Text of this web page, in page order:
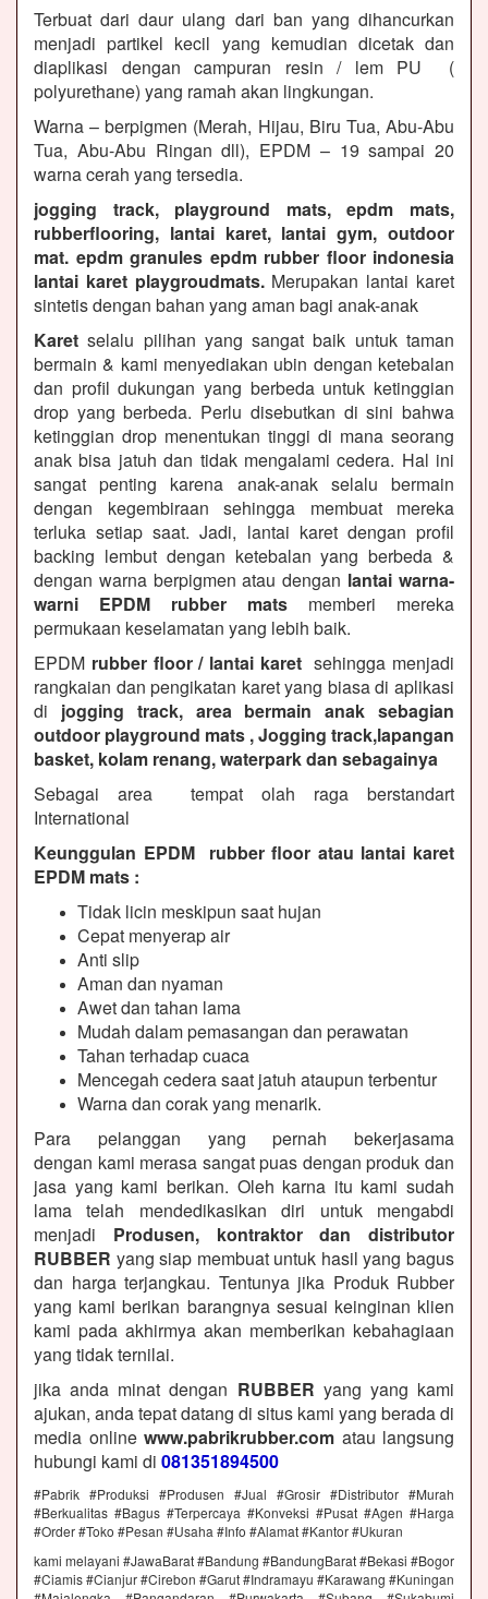
Terbuat dari daur ulang dari ban yang dihancurkan
menjadi partikel kecil yang kemudian dicetak dan
diaplikasi dengan campuran resin / lem PU (
polyurethane) yang ramah akan lingkungan.
Warna – berpigmen (Merah, Hijau, Biru Tua, Abu-Abu
Tua, Abu-Abu Ringan dll), EPDM – 19 sampai 20
warna cerah yang tersedia.
jogging track, playground mats, epdm mats,
rubberflooring, lantai karet, lantai gym, outdoor
mat. epdm granules epdm rubber floor indonesia
lantai karet playgroudmats.Merupakan lantai karet
sintetis dengan bahan yang aman bagi anak-anak
Karet selalu pilihan yang sangat baik untuk taman
bermain & kami menyediakan ubin dengan ketebalan
dan profil dukungan yang berbeda untuk ketinggian
drop yang berbeda. Perlu disebutkan di sini bahwa
ketinggian drop menentukan tinggi di mana seorang
anak bisa jatuh dan tidak mengalami cedera. Hal ini
sangat penting karena anak-anak selalu bermain
dengan kegembiraan sehingga membuat mereka
terluka setiap saat. Jadi, lantai karet dengan profil
backing lembut dengan ketebalan yang berbeda &
dengan warna berpigmen atau dengan lantai warna-
warni EPDM rubber mats memberi mereka
permukaan keselamatan yang lebih baik.
EPDM rubber floor / lantai karetsehingga menjadi
rangkaian dan pengikatan karet yang biasa di aplikasi
di jogging track, area bermain anak sebagian
outdoor playground mats , Jogging track,lapangan
basket, kolam renang, waterpark dan sebagainya
Sebagai area tempat olah raga berstandart
International
Keunggulan EPDM rubber floor atau lantai karet
EPDM mats :
Tidak licin meskipun saat hujan
Cepat menyerap air
Anti slip
Aman dan nyaman
Awet dan tahan lama
Mudah dalam pemasangan dan perawatan
Tahan terhadap cuaca
Mencegah cedera saat jatuh ataupun terbentur
Warna dan corak yang menarik.
Para pelanggan yang pernah bekerjasama
dengan kami merasa sangat puas dengan produk dan
jasa yang kami berikan. Oleh karna itu kami sudah
lama telah mendedikasikan diri untuk mengabdi
menjadi Produsen, kontraktor dan distributor
RUBBER yang siap membuat untuk hasil yang bagus
dan harga terjangkau. Tentunya jika Produk Rubber
yang kami berikan barangnya sesuai keinginan klien
kami pada akhirmya akan memberikan kebahagiaan
yang tidak ternilai.
jika anda minat dengan RUBBER yang yang kami
ajukan, anda tepat datang di situs kami yang berada di
media online www.pabrikrubber.com atau langsung
hubungi kami di 081351894500
#Pabrik #Produksi #Produsen #Jual #Grosir #Distributor #Murah
#Berkualitas #Bagus #Terpercaya #Konveksi #Pusat #Agen #Harga
#Order #Toko #Pesan #Usaha #Info #Alamat #Kantor #Ukuran
kami melayani #JawaBarat #Bandung #BandungBarat #Bekasi #Bogor
#Ciamis #Cianjur #Cirebon #Garut #Indramayu #Karawang #Kuningan